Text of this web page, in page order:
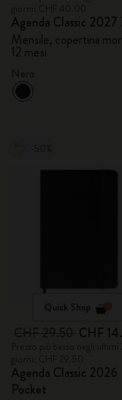
Agenda Classic 2027
Mensile, copertina
12 mesi
Quick Shop
CHF
Agenda Classic 2026
Pocket